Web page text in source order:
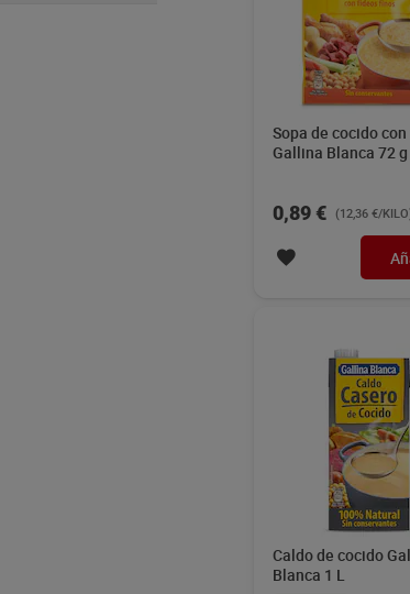
Sopa de cocido
Gallina Blanca 72 g
0,89 € (12,36 €/
Caldo de cocido
Blanca 1 L